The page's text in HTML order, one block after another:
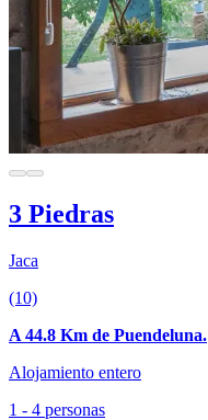
3 Piedras
Jaca
(10)
A 44.8 Km de Puendeluna.
Alojamiento entero
1 - 4 personas